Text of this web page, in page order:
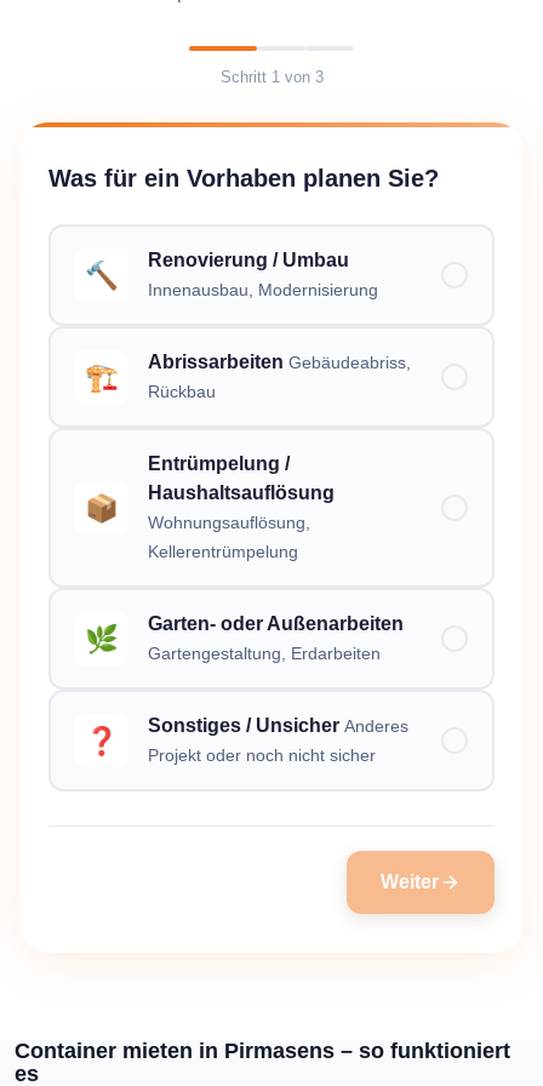
Schritt 1von 3
Was für ein Vorhaben planen Sie?
🔨 Renovierung / Umbau
Innenausbau, Modernisierung
🏗️ Abrissarbeiten Gebäudeabriss,
Rückbau
📦
Entrümpelung /
Haushaltsauflösung
Wohnungsauflösung,
Kellerentrümpelung
🌿 Garten- oder Außenarbeiten
Gartengestaltung, Erdarbeiten
❓ Sonstiges / Unsicher Anderes
Projekt oder noch nicht sicher
Weiter
Container mieten in Pirmasens – so funktioniert
es